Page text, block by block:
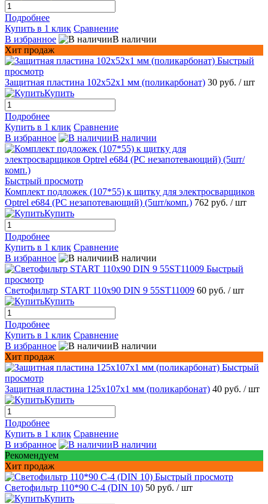
Подробнее
Купить в 1 клик Сравнение
В избранное
В наличии
Хит продаж
Быстрый
просмотр
Защитная пластина 102х52x1 мм (поликарбонат) 30 руб. / шт
Купить
Подробнее
Купить в 1 клик Сравнение
В избранное
В наличии
Быстрый просмотр
Комплект подложек (107*55) к щитку для электросварщиков
Optrel e684 (PC незапотевающий) (5шт/комп.) 762 руб. / шт
Купить
Подробнее
Купить в 1 клик Сравнение
В избранное
В наличии
Быстрый
просмотр
Светофильтр START 110х90 DIN 9 55ST11009 60 руб. / шт
Купить
Подробнее
Купить в 1 клик Сравнение
В избранное
В наличии
Хит продаж
Быстрый
просмотр
Защитная пластина 125х107x1 мм (поликарбонат) 40 руб. / шт
Купить
Подробнее
Купить в 1 клик Сравнение
В избранное
В наличии
Рекомендуем
Хит продаж
Быстрый просмотр
Светофильтр 110*90 С-4 (DIN 10) 50 руб. / шт
Купить